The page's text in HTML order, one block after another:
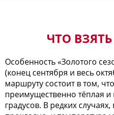
ЧТО
Особенность «Золотого
(конец сентября и весь
маршруту состоит в том,
преимущественно тёплая и
градусов. В редких